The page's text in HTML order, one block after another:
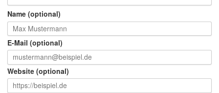
Name (optional)
E-Mail (optional)
Website (optional)